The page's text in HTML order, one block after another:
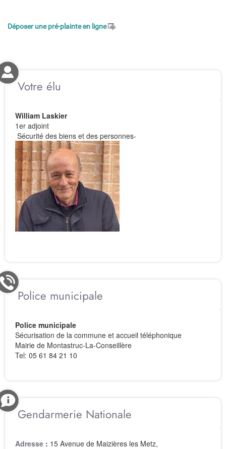
Déposer une pré-plainte en ligne
Votre élu
William Laskier
1er adjoint
Sécurité des biens et des personnes-
Police municipale
Police municipale
Sécurisation de la commune et accueil téléphonique
Mairie de Montastruc-La-Conseillère
Tel: 05 61 84 21 10
Gendarmerie Nationale
Adresse : 15 Avenue de Maizières les Metz,